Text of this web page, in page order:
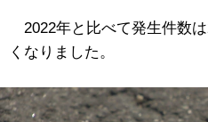
2022年と比べて発生件数
くなりました。